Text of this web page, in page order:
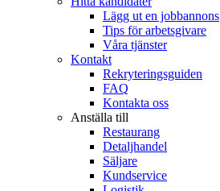
Lägg ut en jobbannons
Tips för arbetsgivare
Våra tjänster
Kontakt
Rekryteringsguiden
FAQ
Kontakta oss
Anställa till
Restaurang
Detaljhandel
Säljare
Kundservice